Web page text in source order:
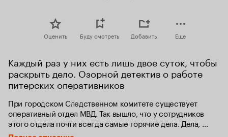
Оценить Буду смотреть Добавить Еще
Каждый раз у них есть лишь двое суток, чтобы
раскрыть дело. Озорной детектив о работе
питерских оперативников
При городском Следственном комитете существует
оперативный отдел МВД. Так вышло, что у сотрудников
этого отдела почти всегда самые горячие дела. Дела,
которые надо завершить в течение ближайших 48 часов.